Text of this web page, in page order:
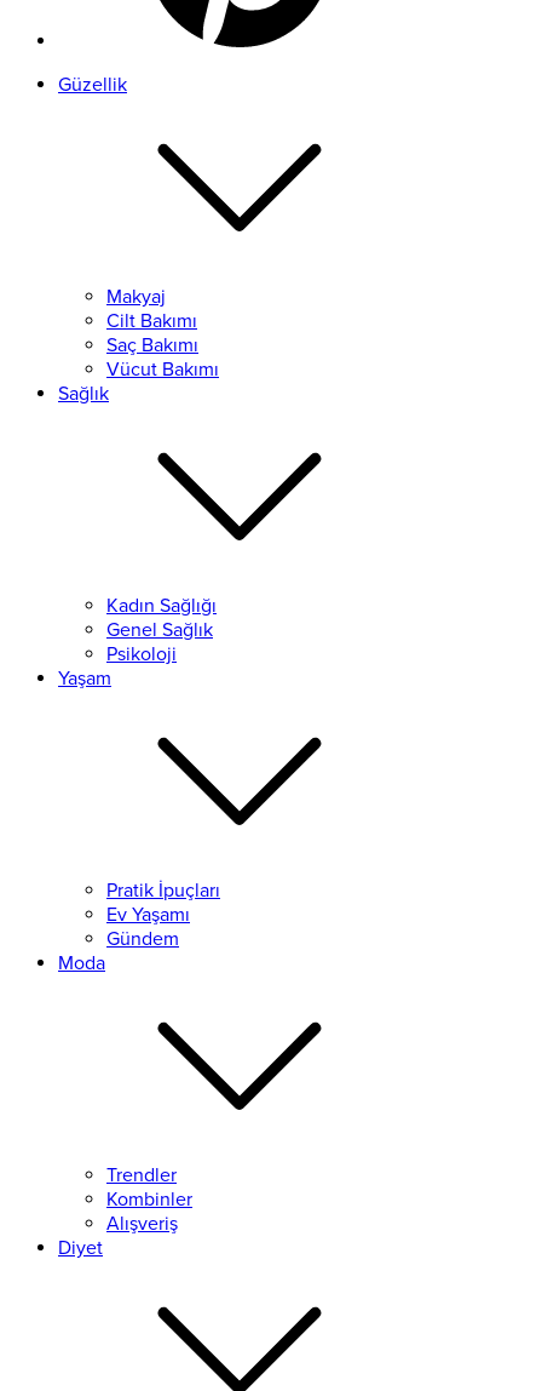
Güzellik
Makyaj
Cilt Bakımı
Saç Bakımı
Vücut Bakımı
Sağlık
Kadın Sağlığı
Genel Sağlık
Psikoloji
Yaşam
Pratik İpuçları
Ev Yaşamı
Gündem
Moda
Trendler
Kombinler
Alışveriş
Diyet